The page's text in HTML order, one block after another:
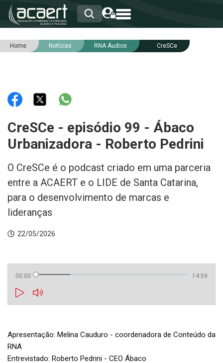
HOME
RNA
NOTÍCIAS
INTEGRIDADE
Home Notícias RNA Áudios CreSCe
CreSCe - episódio 99 - Ábaco
Urbanizadora - Roberto Pedrini
O CreSCe é o podcast criado em uma parceria
entre a ACAERT e o LIDE de Santa Catarina,
para o desenvolvimento de marcas e
lideranças
22/05/2026
00:00 14:59
Apresentação: Melina Cauduro - coordenadora de Conteúdo da
RNA
Entrevistado: Roberto Pedrini - CEO Ábaco